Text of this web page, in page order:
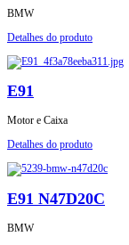
BMW
Detalhes do produto
E91
Motor e Caixa
Detalhes do produto
E91 N47D20C
BMW